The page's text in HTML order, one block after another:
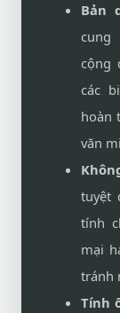
Bản
cung
cộng
các
hoàn
văn
tuyệt
tính
mại
tránh
Tính